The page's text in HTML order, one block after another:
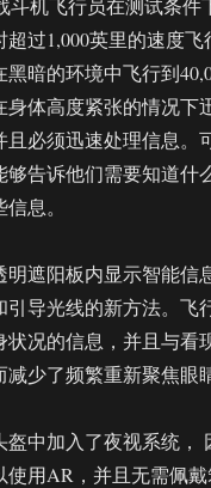
斗机飞行员在测试条件
过1,000英里的速度飞
暗的环境中飞行到
身体高度紧张的情况下
且必须迅速处理信息。
够告诉他们需要知道什
息。
明遮阳板内显示智能信
引导光线的新方法。飞
状况的信息，并且与看
少了频繁重新聚焦眼
盔中加入了夜视系统，
使用AR，并且无需佩